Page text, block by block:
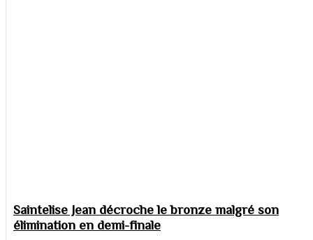
Saintelise Jean décroche le bronze malgré son
élimination en demi-finale